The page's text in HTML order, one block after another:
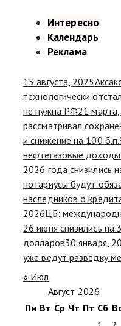
Интересно
Календарь
Реклама
15 августа, 2025
технологически
не нужна РФ21
рассматривал
и снижение на 100 б.п.
нефтегазовые
2026 года снизились
нотариусы будут
наследников о
2026ЦБ:
26 июня снизились
долларов30 января,
уже ведут разведку
« Июл
Август 2026
Пн Вт Ср Чт Пт Сб